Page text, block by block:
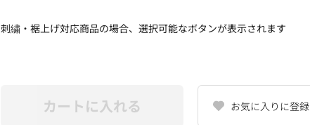
刺繍・裾上げ対応商品の場合、選択可能なボタンが表示されます
カートに入れる お気に入りに登録